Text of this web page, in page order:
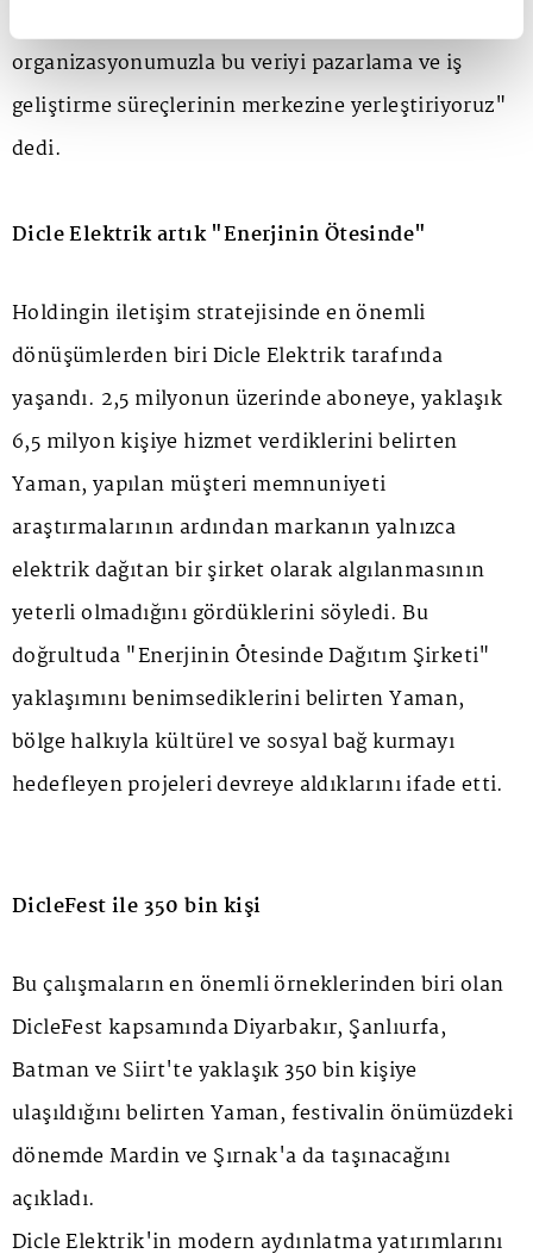
organizasyonumuzla bu veriyi pazarlama ve iş
geliştirme süreçlerinin merkezine yerleştiriyoruz"
dedi.
Dicle Elektrik artık "Enerjinin Ötesinde"
Holdingin iletişim stratejisinde en önemli
dönüşümlerden biri Dicle Elektrik tarafında
yaşandı. 2,5 milyonun üzerinde aboneye, yaklaşık
6,5 milyon kişiye hizmet verdiklerini belirten
Yaman, yapılan müşteri memnuniyeti
araştırmalarının ardından markanın yalnızca
elektrik dağıtan bir şirket olarak algılanmasının
yeterli olmadığını gördüklerini söyledi. Bu
doğrultuda "Enerjinin Ötesinde Dağıtım Şirketi"
yaklaşımını benimsediklerini belirten Yaman,
bölge halkıyla kültürel ve sosyal bağ kurmayı
hedefleyen projeleri devreye aldıklarını ifade etti.
DicleFest ile 350 bin kişi
Bu çalışmaların en önemli örneklerinden biri olan
DicleFest kapsamında Diyarbakır, Şanlıurfa,
Batman ve Siirt'te yaklaşık 350 bin kişiye
ulaşıldığını belirten Yaman, festivalin önümüzdeki
dönemde Mardin ve Şırnak'a da taşınacağını
açıkladı.
Dicle Elektrik'in modern aydınlatma yatırımlarını